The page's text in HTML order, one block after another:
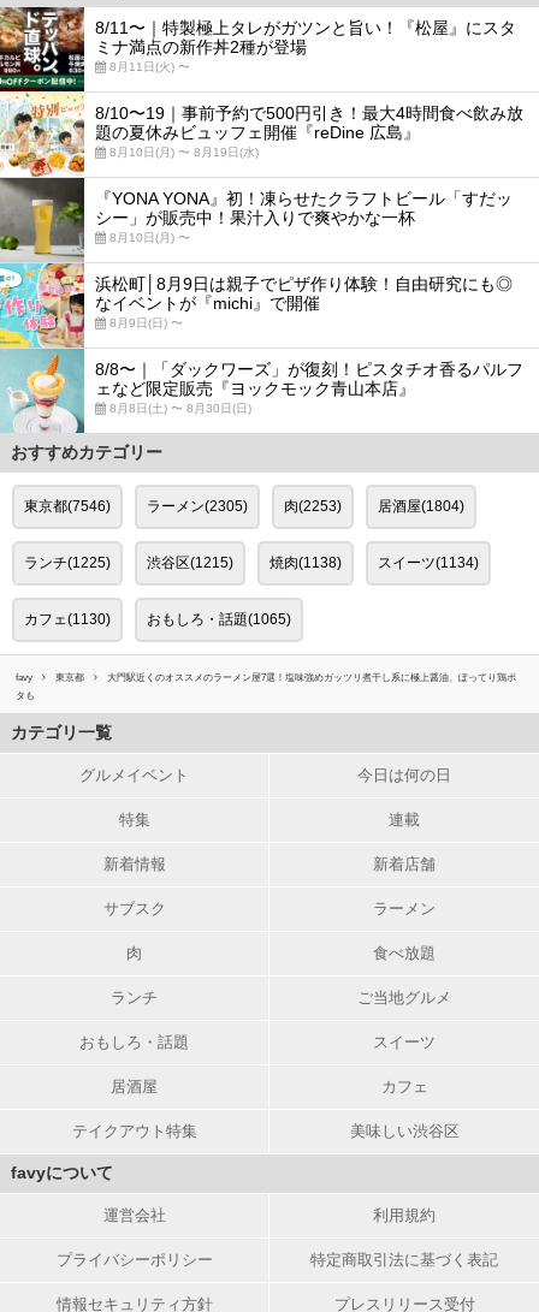
8/11〜｜特製極上タレがガツンと旨い！『松屋』にスタ
ミナ満点の新作丼2種が登場
8月11日(火) 〜
8/10〜19｜事前予約で500円引き！最大4時間食べ飲み放
題の夏休みビュッフェ開催『reDine 広島』
8月10日(月) 〜 8月19日(水)
『YONA YONA』初！凍らせたクラフトビール「すだッ
シー」が販売中！果汁入りで爽やかな一杯
8月10日(月) 〜
浜松町│8月9日は親子でピザ作り体験！自由研究にも◎
なイベントが『michi』で開催
8月9日(日) 〜
8/8〜｜「ダックワーズ」が復刻！ピスタチオ香るパルフ
ェなど限定販売『ヨックモック青山本店』
8月8日(土) 〜 8月30日(日)
おすすめカテゴリー
東京都(7546) ラーメン(2305) 肉(2253) 居酒屋(1804)
ランチ(1225) 渋谷区(1215) 焼肉(1138) スイーツ(1134)
カフェ(1130) おもしろ・話題(1065)
favy 東京都
大門駅近くのオススメのラーメン屋7選！塩味強めガッツリ煮干し系に極上醤油、ぽってり鶏ポ
タも
カテゴリ一覧
グルメイベント 今日は何の日
特集 連載
新着情報 新着店舗
サブスク ラーメン
肉 食べ放題
ランチ ご当地グルメ
おもしろ・話題 スイーツ
居酒屋 カフェ
テイクアウト特集 美味しい渋谷区
favyについて
運営会社 利用規約
プライバシーポリシー 特定商取引法に基づく表記
情報セキュリティ方針 プレスリリース受付